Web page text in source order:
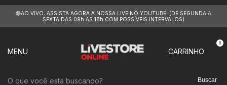
🔴AO VIVO: ASSISTA AGORA A NOSSA LIVE NO YOUTUBE! (DE SEGUNDA A
SEXTA DAS 09h AS 18h COM POSSÍVEIS INTERVALOS)
MENU CARRINHO
0
Buscar